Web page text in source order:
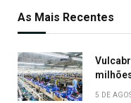
As Mais Recentes
5 DE